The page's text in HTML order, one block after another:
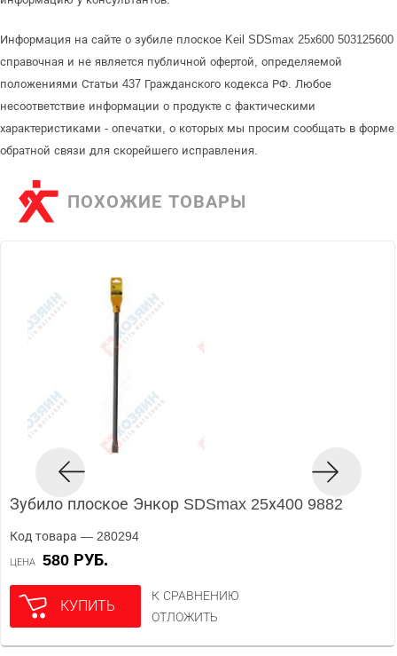
Информация на сайте о зубиле плоское Keil SDSmax 25х600 503125600
справочная и не является публичной офертой, определяемой
положениями Статьи 437 Гражданского кодекса РФ. Любое
несоответствие информации о продукте с фактическими
характеристиками - опечатки, о которых мы просим сообщать в форме
обратной связи для скорейшего исправления.
ПОХОЖИЕ ТОВАРЫ
Зубило плоское Энкор SDSmax 25х400 9882
Код товара — 280294
ЦЕНА 580 РУБ.
КУПИТЬ
К СРАВНЕНИЮ
ОТЛОЖИТЬ